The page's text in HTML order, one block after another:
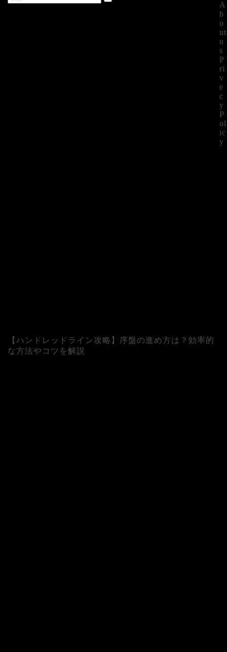
【ハンドレッドライン攻略】序盤の進め方は？効率的
な方法やコツを解説
A
b
o
ut
u
s
P
ri
v
e
c
y
P
ol
ic
y